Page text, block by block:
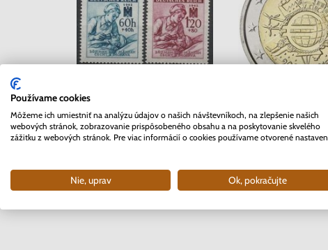
Séria známok Protektorát
Čechy a Morava 1942 -
Červený kríž
2 EURO Belgicko
rokov Euro
4.50 €
Používame cookies
Môžeme ich umiestniť na analýzu údajov o našich návštevníkoch, na zlepšenie našich
webových stránok, zobrazovanie prispôsobeného obsahu a na poskytovanie skvelého
zážitku z webových stránok. Pre viac informácií o cookies používame otvorené
Nie, uprav Ok, pokračujte